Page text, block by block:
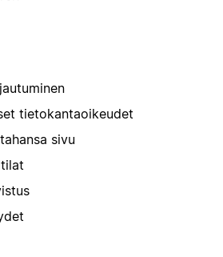
tietokantaoikeudet
sivu